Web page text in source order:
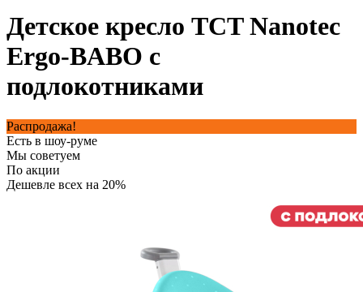
Детское кресло TCT Nanotec
Ergo-BABO с
подлокотниками
Распродажа!
Есть в шоу-руме
Мы советуем
По акции
Дешевле всех на 20%